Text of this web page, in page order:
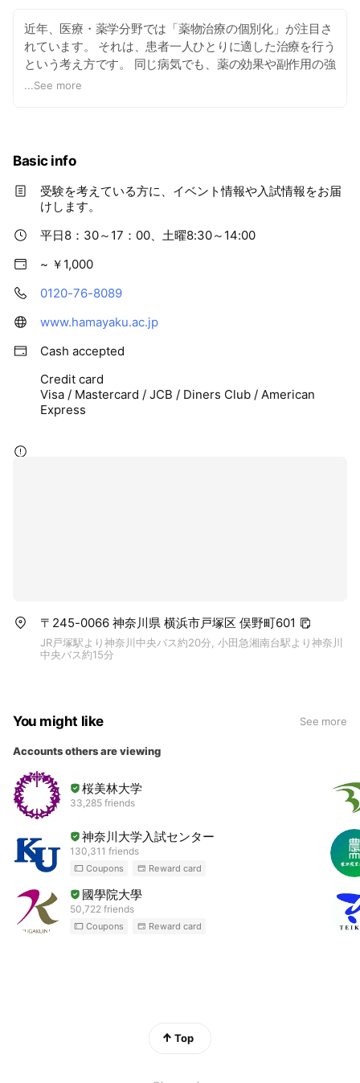
近年、医療・薬学分野では「薬物治療の個別化」が注目さ
れています。 それは、患者一人ひとりに適した治療を行う
という考え方です。 同じ病気でも、薬の効果や副作用の強
さは個人によって異なり、 その全てに的確に対応できる知
さを持つ薬剤師育成を目指した教育を実践します。
...See more
Basic info
受験を考えている方に、イベント情報や入試情報をお届
けします。
平日8：30～17：00、土曜8:30～14:00
~ ￥1,000
0120-76-8089
www.hamayaku.ac.jp
Cash accepted
Credit card
Visa / Mastercard / JCB / Diners Club / American
Express
〒245-0066 神奈川県 横浜市戸塚区 俣野町601
JR戸塚駅より神奈川中央バス約20分, 小田急湘南台駅より神奈川
中央バス約15分
You might like See more
Accounts others are viewing
桜美林大学
33,285 friends
神奈川大学入試センター
130,311 friends
Coupons Reward card
國學院大學
50,722 friends
Coupons Reward card
Top